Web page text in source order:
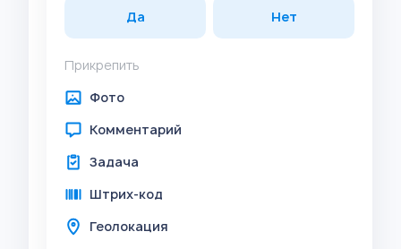
Да Нет
Прикрепить
Фото
Комментарий
Задача
Штрих-код
Геолокация